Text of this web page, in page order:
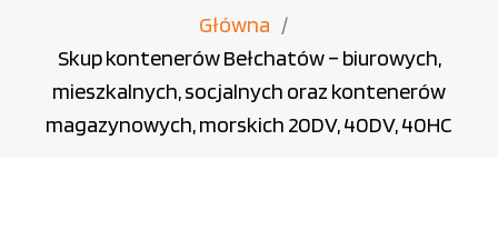
Główna
Skup kontenerów Bełchatów – biurowych,
mieszkalnych, socjalnych oraz kontenerów
magazynowych, morskich 20DV, 40DV, 40HC